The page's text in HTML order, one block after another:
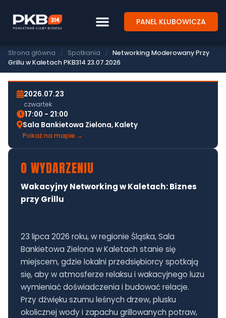
PANEL KLUBOWICZA
Strona główna / Spotkania / Networking Moderowany Przy
Grillu w Kaletach PKB314 23.07.2026
SPOTKANIE BIZNESOWE PKB314
NETWORKING MODEROWANY PRZY
GRILLU W KALETACH PKB314
23.07.2026
2026.07.23
czwartek
17:00 - 21:00
Sala Bankietowa Zielona, Kalety
Pokaż na mapie →
O WYDARZENIU
Wakacyjny Networking w Kaletach: Biznes
przy Grillu
23 lipca 2026 roku, w regionie Śląska, Sala
Bankietowa Zielona w Kaletach stanie się
miejscem, gdzie lokalni przedsiębiorcy spotkają
się, aby w atmosferze relaksu i wakacyjnego luzu
wymieniać doświadczenia i budować relacje.
Przy dźwięku szumu leśnych drzew, plusku
okolicznej wody i zapachu grillowanych potraw,